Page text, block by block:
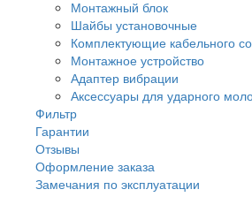
Монтажный блок
Шайбы установочные
Комплектующие кабельного
Монтажное устройство
Адаптер вибрации
Аксессуары для ударного
Фильтр
Гарантии
Отзывы
Оформление заказа
Замечания по эксплуатации